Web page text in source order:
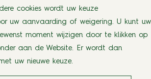
cookies wordt uw keuze
uw aanvaarding of weigering. U kunt uw
moment wijzigen door te klikken op
aan de Website. Er wordt dan
uw nieuwe keuze.